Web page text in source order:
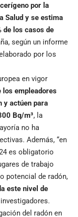
por la
Salud y se estima
de los casos de
según un informe
por los
en vigor
los empleadores
y actúen para
Bq/m³, la
no ha
Además, “en
es obligatorio
de trabajo
potencial de radón,
este nivel de
del radón en